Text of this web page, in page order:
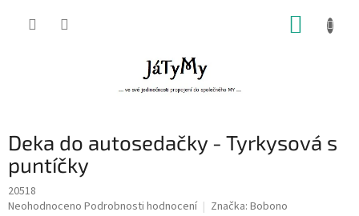
Deka do autosedačky - Tyrkysová s
puntíčky
20518
Průměrné
Neohodnoceno Podrobnosti hodnocení Značka: Bobono